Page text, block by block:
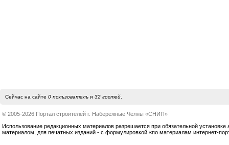
Сейчас на сайте 0 пользовательи 32 гостей.
© 2005-2026 Портал строителей г. Набережные Челны «СНИП»
Использование редакционных материалов разрешается при обязательной установке
материалом, для печатных изданий - с формулировкой «по материалам интернет-